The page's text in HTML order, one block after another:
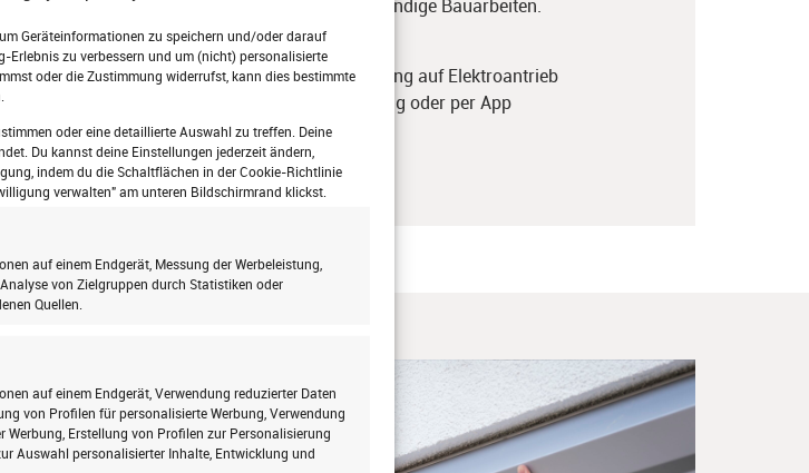
Geräteinformationen zu speichern und/oder darauf
Erlebnis zu verbessern und um (nicht) personalisierte
oder die Zustimmung widerrufst, kann dies bestimmte
oder eine detaillierte Auswahl zu treffen. Deine
Du kannst deine Einstellungen jederzeit ändern,
indem du die Schaltflächen in der Cookie-Richtlinie
verwalten" am unteren Bildschirmrand klickst.
auf einem Endgerät, Messung der Werbeleistung,
von Zielgruppen durch Statistiken oder
Quellen.
auf einem Endgerät, Verwendung reduzierter Daten
von Profilen für personalisierte Werbung, Verwendung
Erstellung von Profilen zur Personalisierung
Auswahl personalisierter Inhalte, Entwicklung und
Motoren
nach – ganz ohne aufwendige Bauarbeiten.
Unsere Leistungen:
Umrüstung von Handbedienung auf Elektroantrieb​
Steuerung über Fernbedienung oder per App
Motorisierung anfragen​